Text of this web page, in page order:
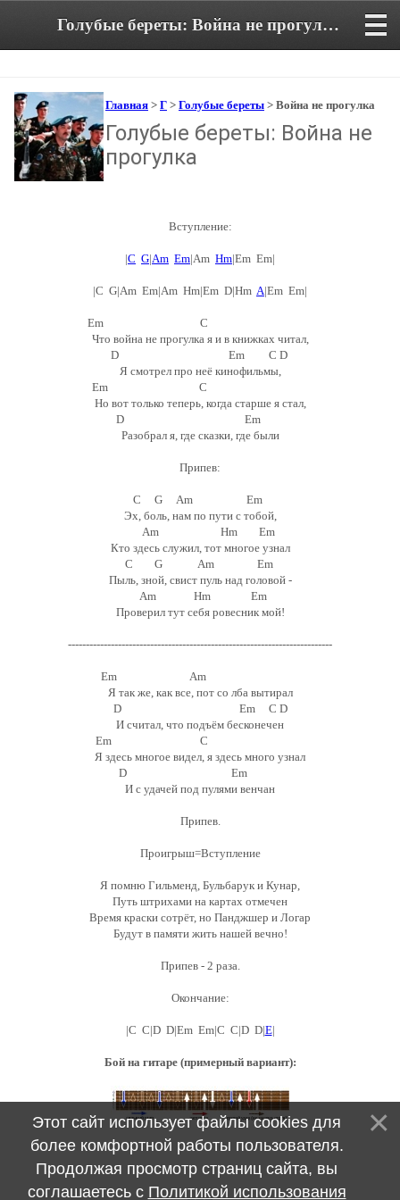
Голубые береты: Война не прогулка. Аккорды и текст песни
Главная > Г > Голубые береты > Война не прогулка
Голубые береты: Война не
прогулка
Вступление:
|C G|Am Em|Am Hm|Em Em|
|C G|Am Em|Am Hm|Em D|Hm A|Em Em|
Em C
Что война не прогулка я и в книжках читал,
D Em C D
Я смотрел про неё кинофильмы,
Em C
Но вот только теперь, когда старше я стал,
D Em
Разобрал я, где сказки, где были
Припев:
C G Am Em
Эх, боль, нам по пути с тобой,
Am Hm Em
Кто здесь служил, тот многое узнал
C G Am Em
Пыль, зной, свист пуль над головой -
Am Hm Em
Проверил тут себя ровесник мой!
--------------------------------------------------------------------------
Em Am
Я так же, как все, пот со лба вытирал
D Em C D
И считал, что подъём бесконечен
Em C
Я здесь многое видел, я здесь много узнал
D Em
И с удачей под пулями венчан
Припев.
Проигрыш=Вступление
Я помню Гильменд, Бульбарук и Кунар,
Путь штрихами на картах отмечен
Время краски сотрёт, но Панджшер и Логар
Будут в памяти жить нашей вечно!
Припев - 2 раза.
Окончание:
|C C|D D|Em Em|C C|D D|E|
Бой на гитаре (примерный вариант):
Этот сайт использует файлы cookies для
более комфортной работы пользователя.
Продолжая просмотр страниц сайта, вы
соглашаетесь с Политикой использования